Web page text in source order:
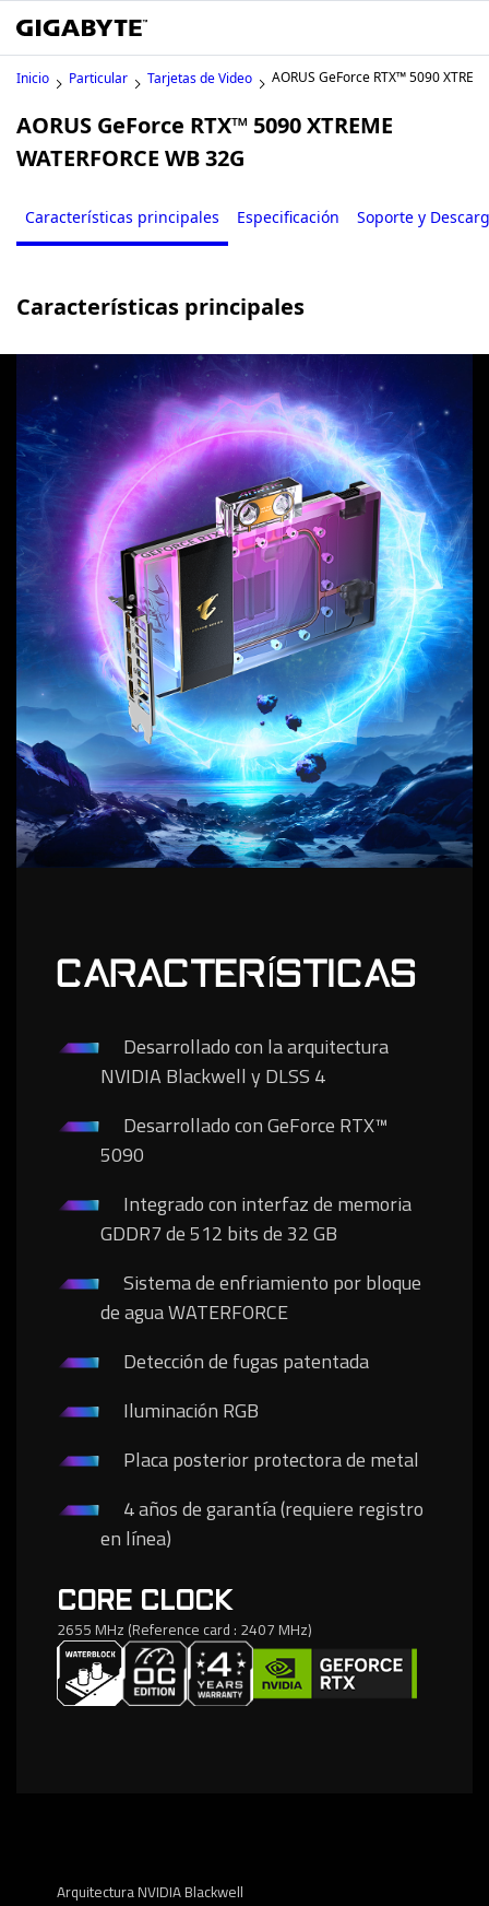
Inicio Particular Tarjetas de Video AORUS GeForce RTX™ 5090
AORUS GeForce RTX™ 5090 XTREME
WATERFORCE WB 32G
Características principales Especificación Soporte y
Características principales
CARACTERÍSTICAS
Desarrollado con la arquitectura
NVIDIA Blackwell y DLSS 4
Desarrollado con GeForce RTX™
5090
Integrado con interfaz de memoria
GDDR7 de 512 bits de 32 GB
Sistema de enfriamiento por bloque
de agua WATERFORCE
Detección de fugas patentada
Iluminación RGB
Placa posterior protectora de metal
4 años de garantía (requiere registro
en línea)
CORE CLOCK
2655 MHz (Reference card : 2407 MHz)
Arquitectura NVIDIA Blackwell